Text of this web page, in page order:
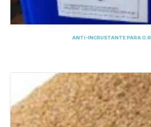
ANTI-INCRUSTANTE PARA O.R